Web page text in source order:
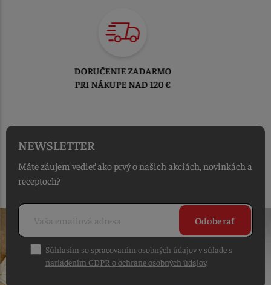
TOVAR ODOSIELAME
DO 1-2 PRACOVNÝCH DNÍ
NEWSLETTER
Máte záujem vedieť ako prvý o našich akciách, novinkách a
receptoch?
Odoberať
Súhlasím so spracovaním osobných údajov v súlade s
nariadením GDPR o ochrane osobných údajov.